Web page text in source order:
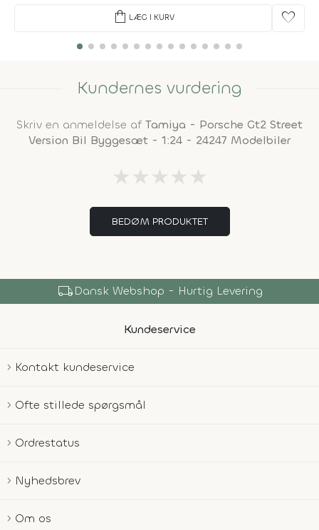
shopping_bag LÆG I KURV favorite
Kundernes vurdering
Skriv en anmeldelse af Tamiya - Porsche Gt2 Street
Version Bil Byggesæt - 1:24 - 24247 Modelbiler
★ ★ ★ ★ ★
BEDØM PRODUKTET
local_shippingDansk Webshop - Hurtig Levering
Kundeservice
Kontakt kundeservice
Ofte stillede spørgsmål
Ordrestatus
Nyhedsbrev
Om os